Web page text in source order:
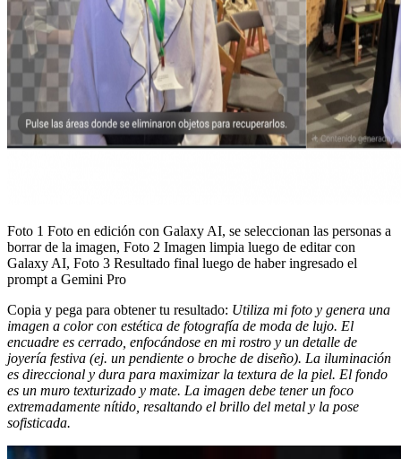
Foto 1 Foto en edición con Galaxy AI, se seleccionan las personas a
borrar de la imagen, Foto 2 Imagen limpia luego de editar con
Galaxy AI, Foto 3 Resultado final luego de haber ingresado el
prompt a Gemini Pro
Copia y pega para obtener tu resultado: Utiliza mi foto y genera una
imagen a color con estética de fotografía de moda de lujo. El
encuadre es cerrado, enfocándose en mi rostro y un detalle de
joyería festiva (ej. un pendiente o broche de diseño). La iluminación
es direccional y dura para maximizar la textura de la piel. El fondo
es un muro texturizado y mate. La imagen debe tener un foco
extremadamente nítido, resaltando el brillo del metal y la pose
sofisticada.